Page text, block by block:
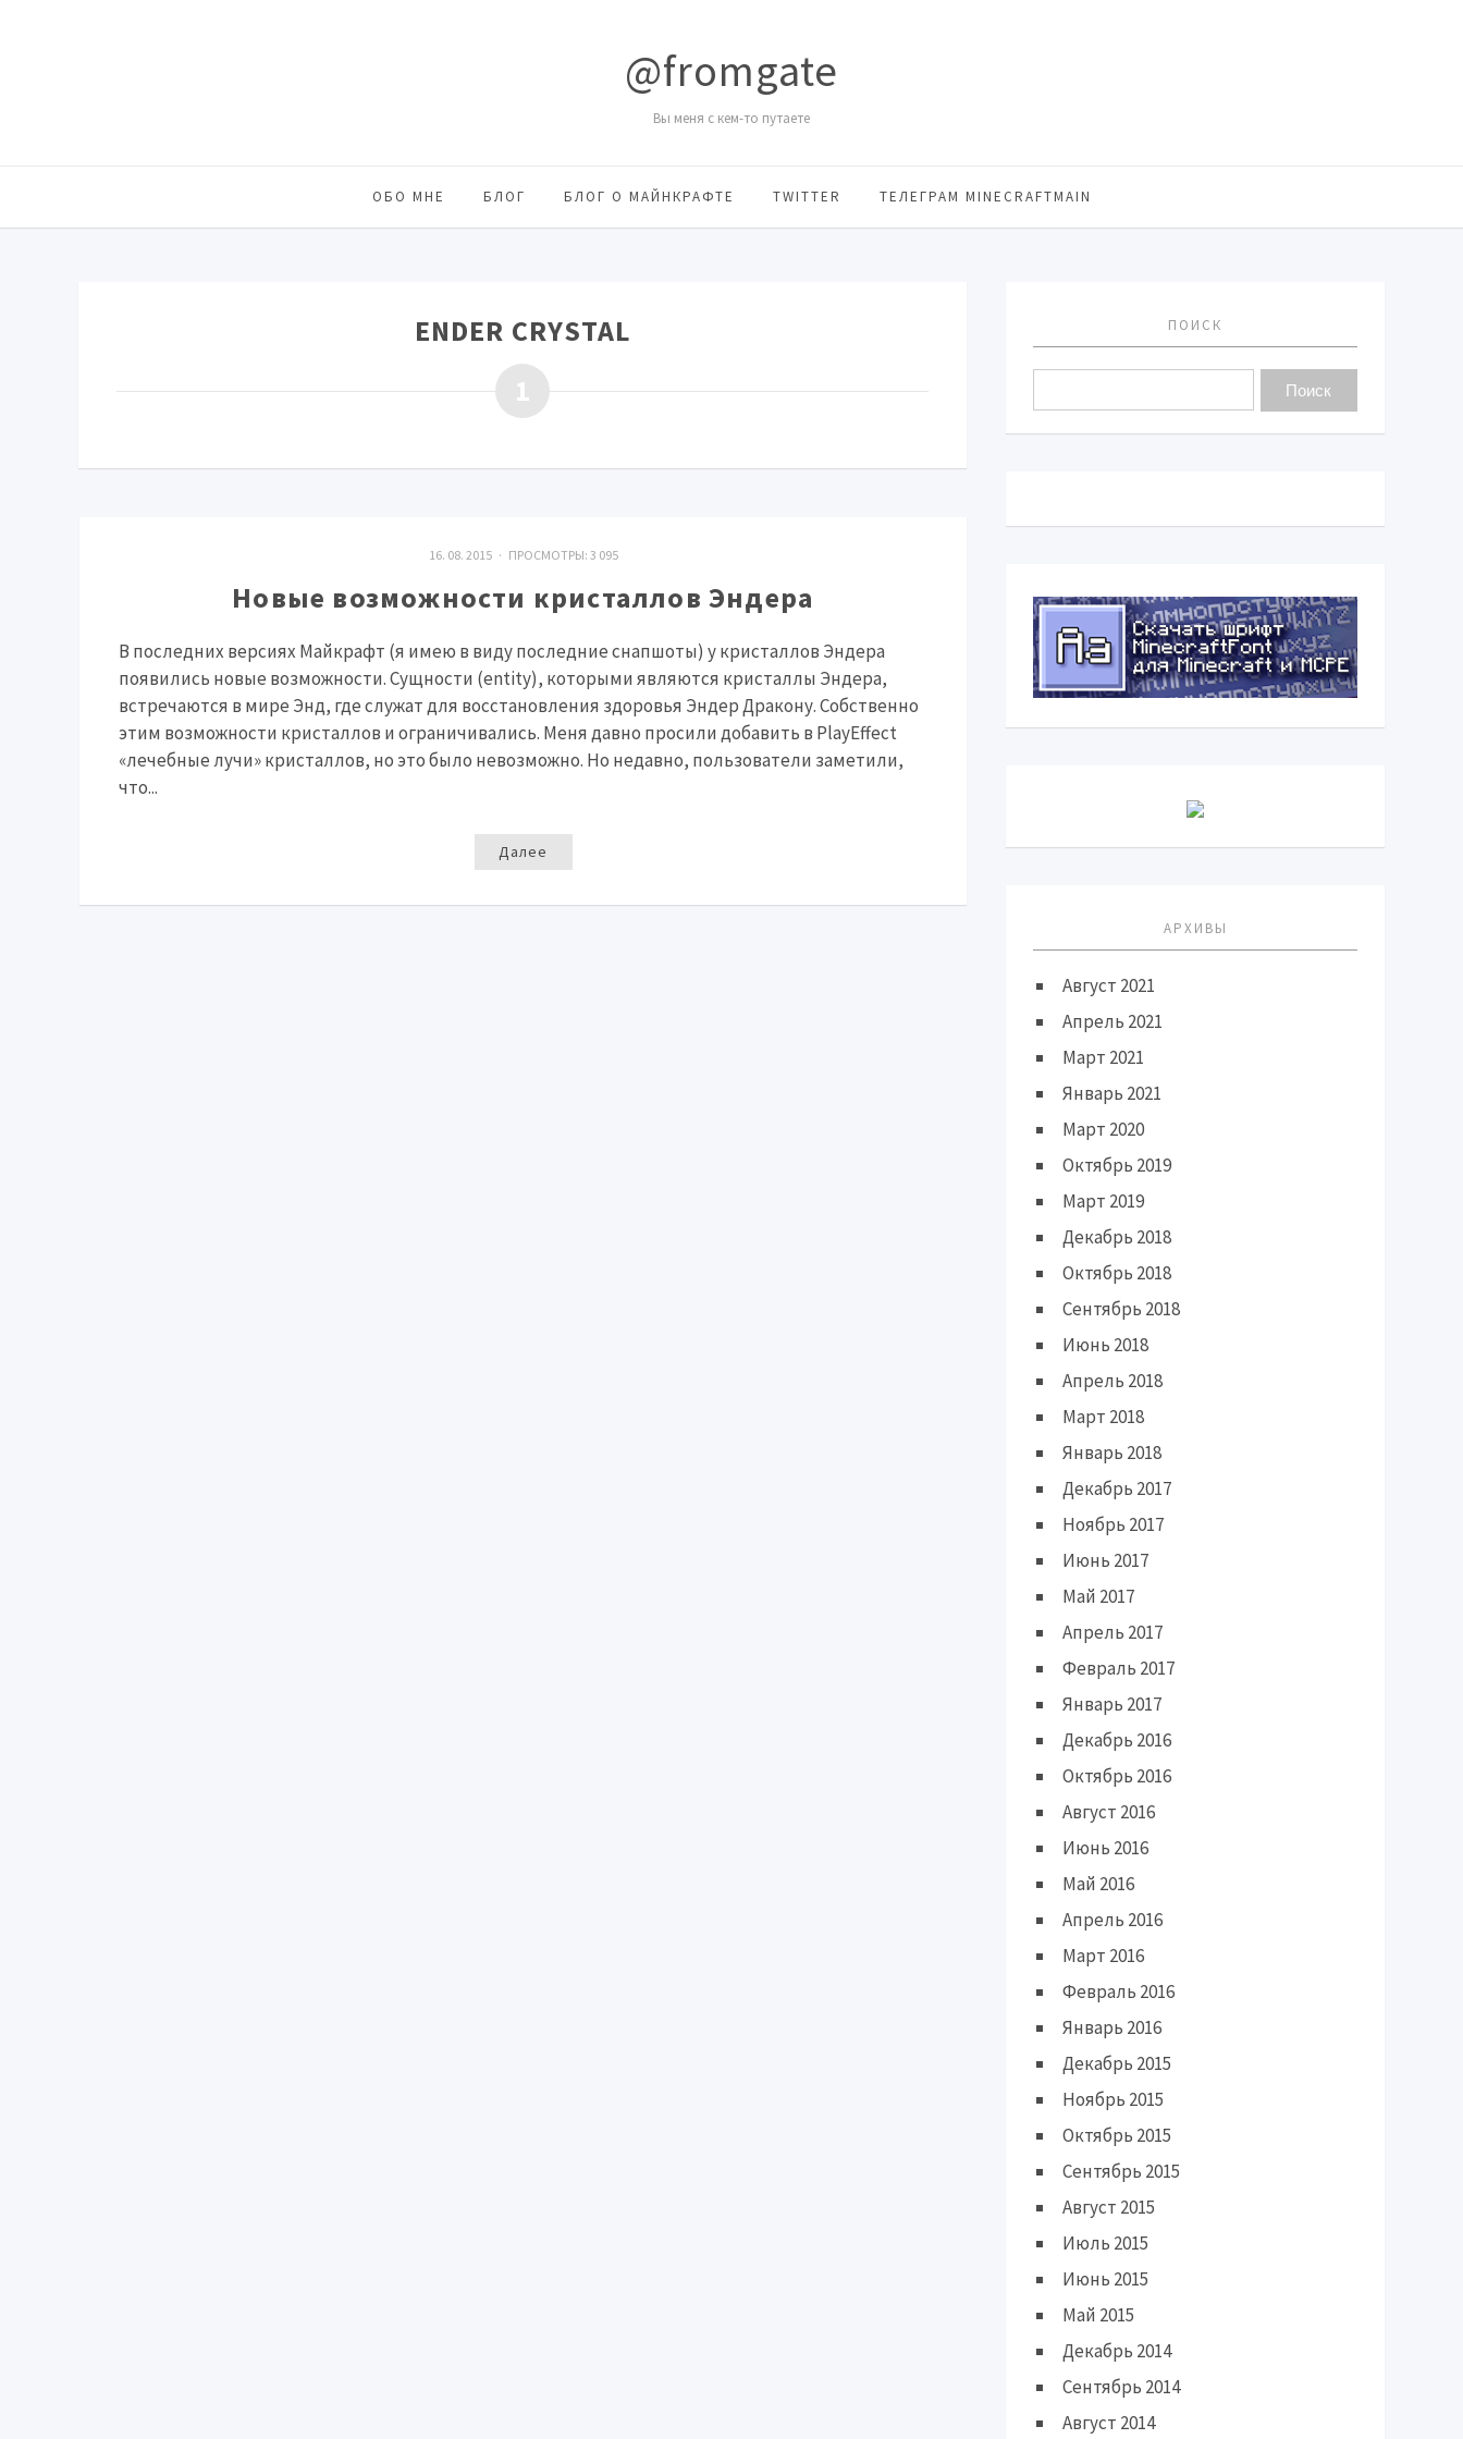
@fromgate
Вы меня с кем-то путаете
ОБО МНЕ БЛОГ БЛОГ О МАЙНКРАФТЕ TWITTER ТЕЛЕГРАМ MINECRAFTMAIN
ENDER CRYSTAL
1
16. 08. 2015 · ПРОСМОТРЫ: 3 095
Новые возможности кристаллов Эндера
В последних версиях Майкрафт (я имею в виду последние снапшоты) у кристаллов Эндера
появились новые возможности. Сущности (entity), которыми являются кристаллы Эндера,
встречаются в мире Энд, где служат для восстановления здоровья Эндер Дракону. Собственно
этим возможности кристаллов и ограничивались. Меня давно просили добавить в PlayEffect
«лечебные лучи» кристаллов, но это было невозможно. Но недавно, пользователи заметили,
что...
Далее
ПОИСК
АРХИВЫ
Август 2021
Апрель 2021
Март 2021
Январь 2021
Март 2020
Октябрь 2019
Март 2019
Декабрь 2018
Октябрь 2018
Сентябрь 2018
Июнь 2018
Апрель 2018
Март 2018
Январь 2018
Декабрь 2017
Ноябрь 2017
Июнь 2017
Май 2017
Апрель 2017
Февраль 2017
Январь 2017
Декабрь 2016
Октябрь 2016
Август 2016
Июнь 2016
Май 2016
Апрель 2016
Март 2016
Февраль 2016
Январь 2016
Декабрь 2015
Ноябрь 2015
Октябрь 2015
Сентябрь 2015
Август 2015
Июль 2015
Июнь 2015
Май 2015
Декабрь 2014
Сентябрь 2014
Август 2014